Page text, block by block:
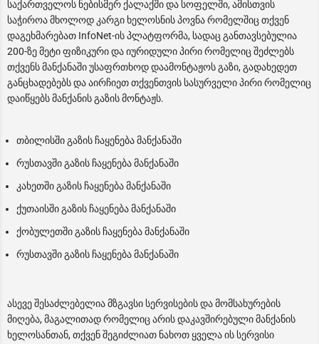
საქართველოს ნებისმერ ქალაქში და სოფელში, ამისთვის
საჭიროა მხოლოდ კარგი ხელოსნის პოვნა რომელშიც თქვენ
დაგეხმარებათ InfoNet-ის პლატფორმა, სადაც განთავსებულია
200-ზე მეტი ფიზიკური და იურიდული პირი რომელიც შეძლებს
თქვენს მანქანაში უსაფრთხოდ დაამონტაჟოს გაზი, გადახედეთ
განცხადებებს და აირჩიეთ თქვენთვის სასურველი პირი რომელიც
დაიწყებს მანქანის გაზის მონტაჟს.
თბილისში გაზის ჩაყენება მანქანაში
რუსთავში გაზის ჩაყენება მანქანაში
კახეთში გაზის ჩაყენება მანქანაში
ქუთაისში გაზის ჩაყენება მანქანაში
ქობულეთში გაზის ჩაყენება მანქანაში
რუსთავში გაზის ჩაყენება მანქანაში
ასევე შესაძლებელია მზგავსი სერვისების და მომსახურების
მიღება, მაგალითად რომელიც არის დაკავშირებული მანქანის
ხელოსანთან, თქვენ შეგიძლიათ ნახოთ ყველა ის სერვისი